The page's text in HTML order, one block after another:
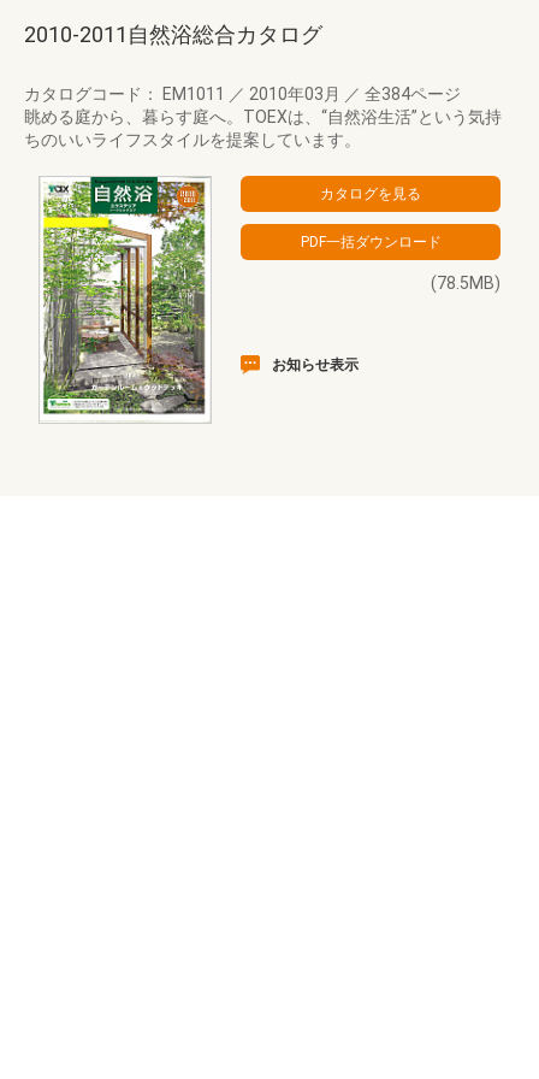
2010-2011自然浴総合カタログ
カタログコード： EM1011 ／ 2010年03月 ／ 全384ページ
眺める庭から、暮らす庭へ。TOEXは、“自然浴生活”という気持
ちのいいライフスタイルを提案しています。
(78.5MB)
お知らせ表示